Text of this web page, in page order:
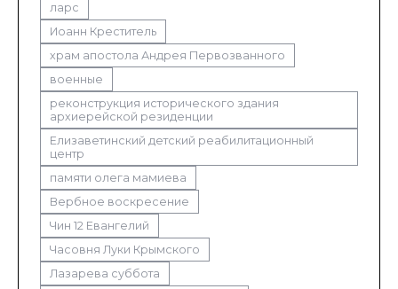
ларс
Иоанн Креститель
храм апостола Андрея Первозванного
военные
реконструкция исторического здания
архиерейской резиденции
Елизаветинский детский реабилитационный
центр
памяти олега мамиева
Вербное воскресение
Чин 12 Евангелий
Часовня Луки Крымского
Лазарева суббота